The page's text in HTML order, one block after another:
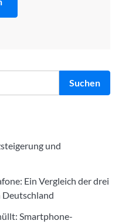
Suchen
und
Ein Vergleich der drei
Smartphone-